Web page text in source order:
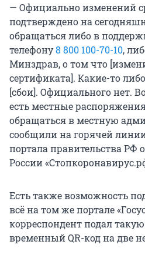
— Официально изменений
подтверждено на
обращаться либо в
телефону8 800 100-70-10,
Минздрав, о том что
сертификата]. Какие-то
[сбои]. Официального нет.
есть местные
обращаться в местную
сообщили на горячей
портала правительства РФ
России
Есть также возможность
всё на том же портале
корреспондент подал
временный QR-код на две